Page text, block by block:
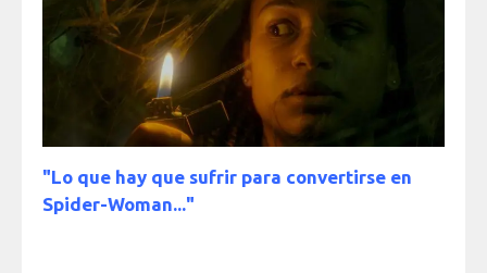
"Lo que hay que sufrir para convertirse en
Spider-Woman..."